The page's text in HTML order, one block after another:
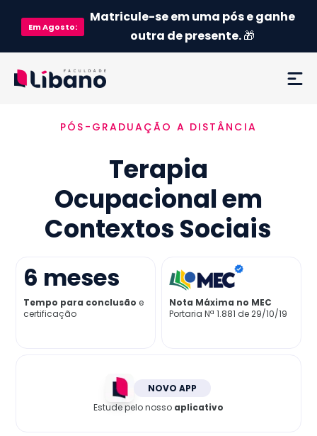
EmAgosto:
Matricule-se em uma pós e ganhe
outra de presente.🎁
Ementa
Como funciona
Credenciamento MEC
Já sou aluno
PÓS-GRADUAÇÃO A DISTÂNCIA
Terapia
Ocupacional em
Contextos Sociais
6 meses
Tempo para conclusão e
certificação
Nota Máxima no MEC
Portaria Nª 1.881 de 29/10/19
NOVO APP
Estude pelo nosso aplicativo